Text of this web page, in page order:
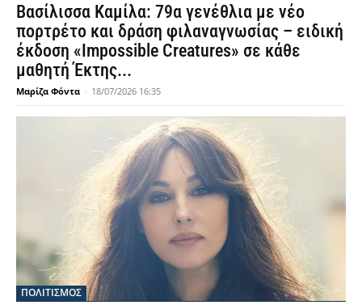
Βασίλισσα Καμίλα: 79α γενέθλια με νέο
πορτρέτο και δράση φιλαναγνωσίας – ειδική
έκδοση «Impossible Creatures» σε κάθε
μαθητή Έκτης...
Μαρίζα Φόντα - 18/07/2026 16:35
ΠΟΛΙΤΙΣΜΟΣ